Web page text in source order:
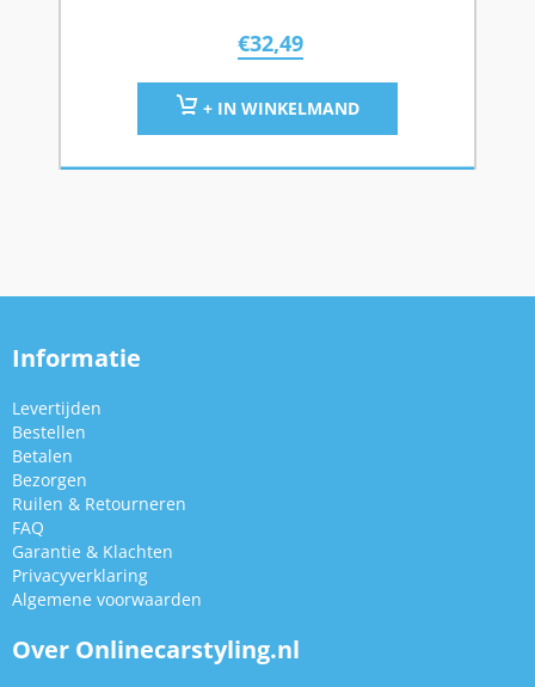
€32,49
+ IN WINKELMAND
Informatie
Levertijden
Bestellen
Betalen
Bezorgen
Ruilen & Retourneren
FAQ
Garantie & Klachten
Privacyverklaring
Algemene voorwaarden
Over Onlinecarstyling.nl